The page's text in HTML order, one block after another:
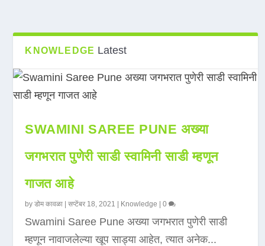
KNOWLEDGE Latest
SWAMINI SAREE PUNE अख्या
जगभरात पुणेरी साडी स्वामिनी साडी म्हणून
गाजत आहे
byडोम कावळा |सप्टेंबर 18, 2021 Knowledge |0
Swamini Saree Pune अख्या जगभरात पुणेरी साडी
म्हणून नावाजलेल्या खूप साड्या आहेत, त्यात अनेक...